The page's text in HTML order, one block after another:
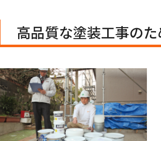
高品質な塗装工事のた